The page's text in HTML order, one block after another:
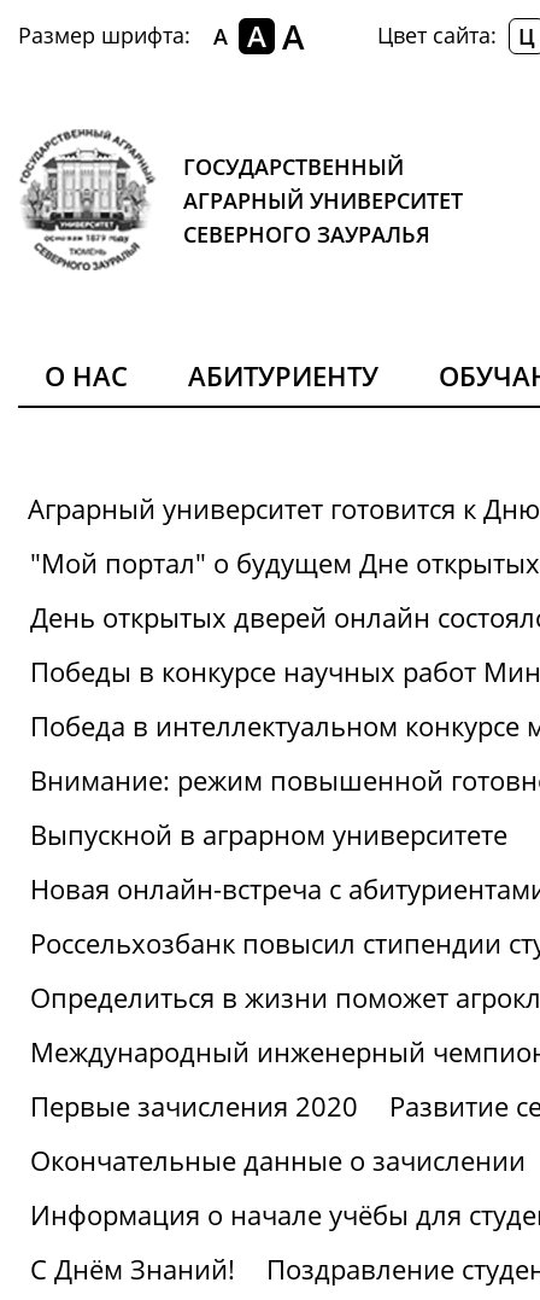
Размер шрифта: A A A Цвет сайта: Ц
ГОСУДАРСТВЕННЫЙ
АГРАРНЫЙ УНИВЕРСИТЕТ
СЕВЕРНОГО ЗАУРАЛЬЯ
О НАС АБИТУРИЕНТУ
Аграрный университет готовится к
"Мой портал" о будущем Дне
День открытых дверей онлайн
Победы в конкурсе научных работ
Победа в интеллектуальном конкурсе
Внимание: режим повышенной
Выпускной в аграрном университете
Новая онлайн-встреча с
Россельхозбанк повысил стипендии
Определиться в жизни поможет
Международный инженерный
Первые зачисления 2020
Развитие
Окончательные данные о зачислении
Информация о начале учёбы для
С Днём Знаний!
Поздравление